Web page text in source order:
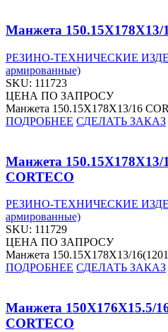
Манжета 150.15X178X13/
РЕЗИНО-ТЕХНИЧЕСКИЕ
армированные)
SKU: 111723
ЦЕНА ПО ЗАПРОСУ
Манжета 150.15X178X13/16
ПОДРОБНЕЕ СДЕЛАТЬ ЗАКАЗ
Манжета 150.15X178X13/
CORTECO
РЕЗИНО-ТЕХНИЧЕСКИЕ
армированные)
SKU: 111729
ЦЕНА ПО ЗАПРОСУ
Манжета 150.15X178X13/
ПОДРОБНЕЕ СДЕЛАТЬ ЗАКАЗ
Манжета 150X176X15.5/
CORTECO